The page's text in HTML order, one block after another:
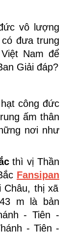
vô lượng
đưa trung
Nam để
Giải đáp?
công đức
ấm thân
nơi như
thì vị Thần
Fansipan
Châu, thị xã
m là bản
- Tiên -
- Tiên -